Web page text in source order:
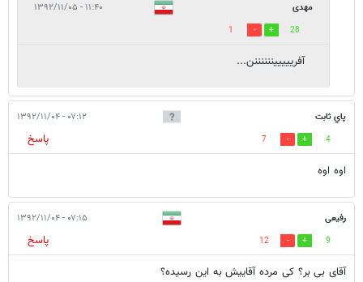
مهدی ۱۱:۴۰ - ۱۳۹۲/۱۱/۰۵
28
1
آفریییییننننننن...
پاي ثابت ۰۷:۱۲ - ۱۳۹۲/۱۱/۰۴
4
7
پاسخ
اوه اوه
رفیعی ۰۷:۱۵ - ۱۳۹۲/۱۱/۰۴
9
12
پاسخ
آقای بی بر؟ کی مرده آقاییش به این رسیده؟